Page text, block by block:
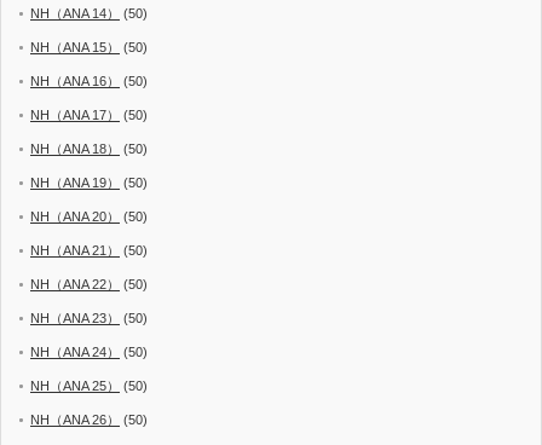
NH（ANA 14） (50)
NH（ANA 15） (50)
NH（ANA 16） (50)
NH（ANA 17） (50)
NH（ANA 18） (50)
NH（ANA 19） (50)
NH（ANA 20） (50)
NH（ANA 21） (50)
NH（ANA 22） (50)
NH（ANA 23） (50)
NH（ANA 24） (50)
NH（ANA 25） (50)
NH（ANA 26） (50)